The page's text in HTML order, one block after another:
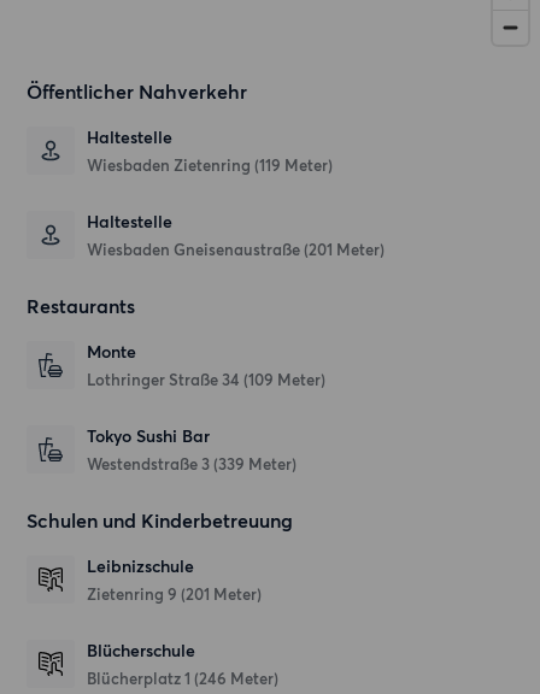
Öffentlicher Nahverkehr
Haltestelle
Wiesbaden Zietenring (119 Meter)
Haltestelle
Wiesbaden Gneisenaustraße (201 Meter)
Restaurants
Monte
Lothringer Straße 34 (109 Meter)
Tokyo Sushi Bar
Westendstraße 3 (339 Meter)
Schulen und Kinderbetreuung
Leibnizschule
Zietenring 9 (201 Meter)
Blücherschule
Blücherplatz 1 (246 Meter)